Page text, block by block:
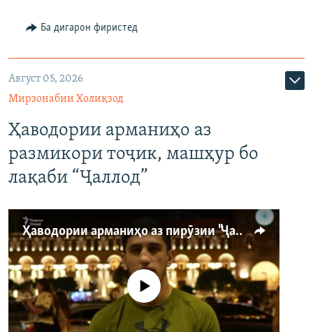
Ба дигарон фиристед
Август 05, 2026
Мирзонабии Холиқзод
Ҳаводории арманиҳо аз
размикори тоҷик, машҳур бо
лақаби “Ҷаллод”
Ҳаводории арманиҳо аз пирӯзии "Ҷаллод"-и тоҷик
Феълан кор намекунад